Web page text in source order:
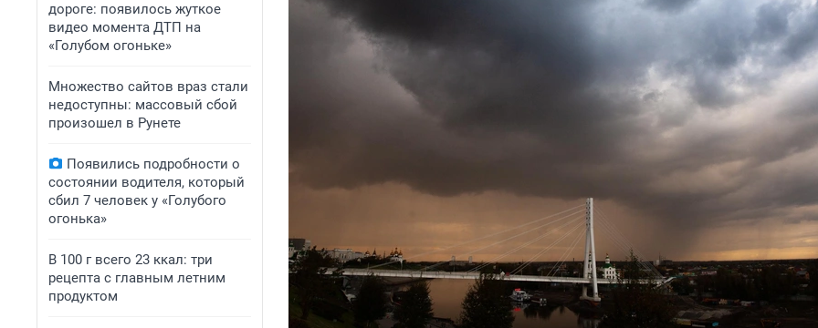
дороге: появилось жуткое
видео момента ДТП на
«Голубом огоньке»
Множество сайтов враз стали
недоступны: массовый сбой
произошел в Рунете
Появились подробности о
состоянии водителя, который
сбил 7 человек у «Голубого
огонька»
В 100 г всего 23 ккал: три
рецепта с главным летним
продуктом